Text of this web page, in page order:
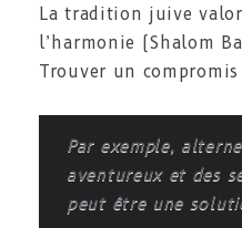
La tradition juive
l’harmonie (Shalom
Trouver un
Par exemple,
aventureux et des
peut être une